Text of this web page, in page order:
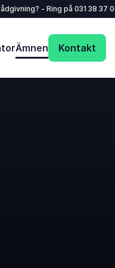
- Ring på 031 38 37
Ämnen Kontakt